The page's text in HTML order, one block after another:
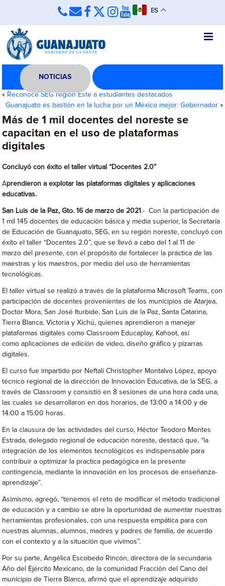
ES
NOTICIAS
« Reconoce SEG región Este a estudiantes destacados
Guanajuato es bastión en la lucha por un México mejor: Gobernador»
Más de 1 mil docentes del noreste se
capacitan en el uso de plataformas
digitales
Concluyó con éxito el taller virtual “Docentes 2.0”
Aprendieron a explotar las plataformas digitales y aplicaciones
educativas.
San Luis de la Paz, Gto. 16 de marzo de 2021 .- Con la participación de
1 mil 145 docentes de educación básica y media superior, la Secretaría
de Educación de Guanajuato, SEG, en su región noreste, concluyó con
éxito el taller “Docentes 2.0”, que se llevó a cabo del 1 al 11 de
marzo del presente, con el propósito de fortalecer la práctica de las
maestras y los maestros, por medio del uso de herramientas
tecnológicas.
El taller virtual se realizó a través de la plataforma Microsoft Teams, con
participación de docentes provenientes de los municipios de Atarjea,
Doctor Mora, San José Iturbide, San Luis de la Paz, Santa Catarina,
Tierra Blanca, Victoria y Xichú, quienes aprendieron a manejar
plataformas digitales como Classroom Educaplay, Kahoot, así
como aplicaciones de edición de video, diseño gráfico y pizarras
digitales.
El curso fue impartido por Neftalí Christopher Montalvo López, apoyo
técnico regional de la dirección de Innovación Educativa, de la SEG, a
través de Classroom y consistió en 8 sesiones de una hora cada una,
las cuales se desarrollaron en dos horarios, de 13:00 a 14:00 y de
14:00 a 15:00 horas.
En la clausura de las actividades del curso, Héctor Teodoro Montes
Estrada, delegado regional de educación noreste, destacó que, “la
integración de los elementos tecnológicos es indispensable para
contribuir a optimizar la practica pedagógica en la presente
contingencia, mediante la innovación en los procesos de enseñanza-
aprendizaje”.
Asimismo, agregó, “tenemos el reto de modificar el método tradicional
de educación y a cambio se abre la oportunidad de aumentar nuestras
herramientas profesionales, con una respuesta empática para con
nuestras alumnas, alumnos, madres y padres de familia, de acuerdo
con el contexto y a la situación que vivimos”.
Por su parte, Angélica Escobedo Rincón, directora de la secundaria
Año del Ejército Mexicano, de la comunidad Fracción del Cano del
municipio de Tierra Blanca, afirmó que el aprendizaje adquirido